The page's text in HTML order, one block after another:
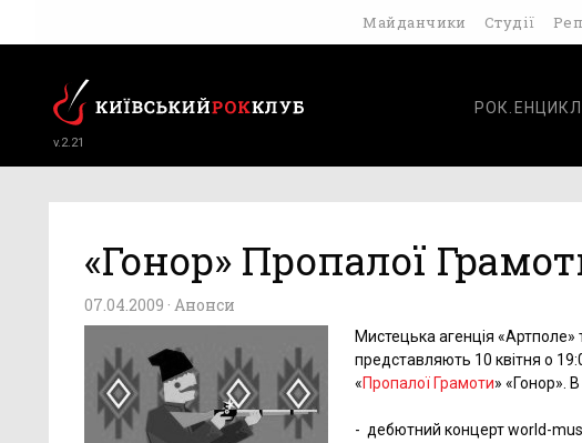
Майданчики Студії
v.2.21
«Гонор» Пропалої
07.04.2009 · Анонси
Мистецька агенція
представляють 10 квітня о
«Пропалої Грамоти» «Гонор».
- дебютний концерт world-